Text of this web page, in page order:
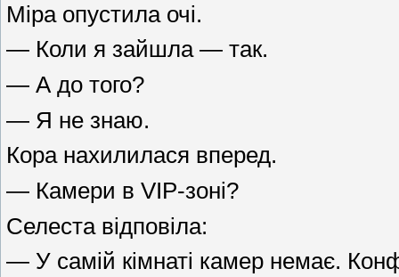
Міра опустила очі.
— Коли я зайшла — так.
— А до того?
— Я не знаю.
Кора нахилилася вперед.
— Камери в VIP-зоні?
Селеста відповіла:
— У самій кімнаті камер немає.